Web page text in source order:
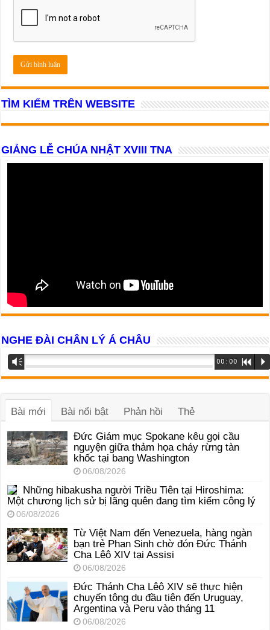
TÌM KIẾM TRÊN WEBSITE
GIẢNG LỄ CHÚA NHẬT XVIII TNA
NGHE ĐÀI CHÂN LÝ Á CHÂU
Trình
phát
âm
Vm 00:00 R P
Bài mới Bài nổi bật Phản hồi Thẻ
Đức Giám mục Spokane kêu gọi cầu
nguyện giữa thảm họa cháy rừng tàn
khốc tại bang Washington
06/08/2026
Những hibakusha người Triều Tiên tại Hiroshima:
Một chương lịch sử bị lãng quên đang tìm kiếm công lý
06/08/2026
Từ Việt Nam đến Venezuela, hàng ngàn
bạn trẻ Phan Sinh chờ đón Đức Thánh
Cha Lêô XIV tại Assisi
06/08/2026
Đức Thánh Cha Lêô XIV sẽ thực hiện
chuyến tông du đầu tiên đến Uruguay,
Argentina và Peru vào tháng 11
06/08/2026